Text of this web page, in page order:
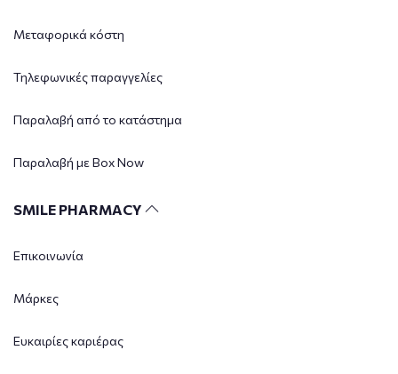
Μεταφορικά κόστη
Τηλεφωνικές παραγγελίες
Παραλαβή από το κατάστημα
Παραλαβή με Box Now
SMILE PHARMACY
Επικοινωνία
Μάρκες
Ευκαιρίες καριέρας